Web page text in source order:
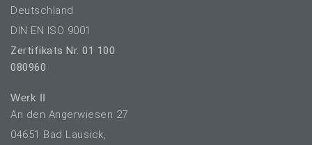
Deutschland
DIN EN ISO 9001
Zertifikats Nr. 01 100
080960
Werk II
An den Angerwiesen 27
04651 Bad Lausick,